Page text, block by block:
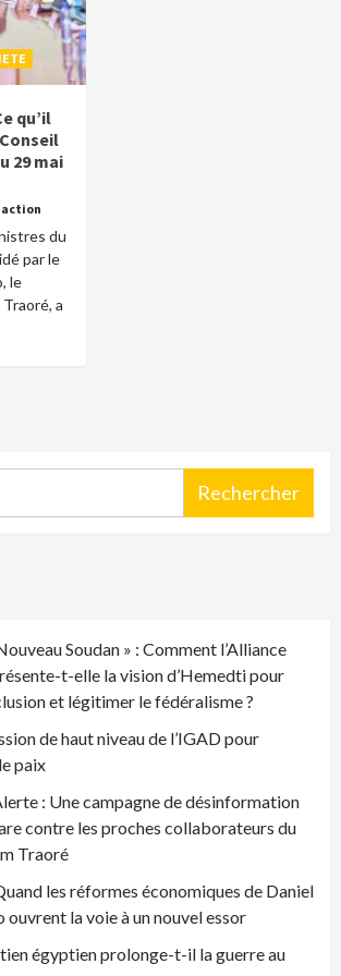
qu’il
29 mai
du
par le
le
a
Rechercher
Soudan » : Comment l’Alliance
t-elle la vision d’Hemedti pour
et légitimer le fédéralisme ?
de haut niveau de l’IGAD pour
paix
: Une campagne de désinformation
contre les proches collaborateurs du
Traoré
les réformes économiques de Daniel
ouvrent la voie à un nouvel essor
égyptien prolonge-t-il la guerre au